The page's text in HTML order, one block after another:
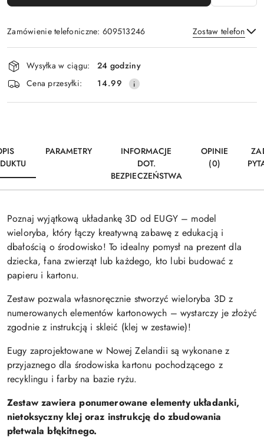
Zamówienie telefoniczne: 609513246 Zostaw telefon
Wyślij
Dostępność
i
dostawa
Wysyłka w ciągu:
24 godziny
Cena przesyłki:
14.99
PARAMETRY
INFORMACJE
DOT.
BEZPIECZEŃSTWA
OPINIE
(0)
Poznaj wyjątkową układankę 3D od EUGY – model
wieloryba, który łączy kreatywną zabawę z edukacją i
dbałością o środowisko! To idealny pomysł na prezent dla
dziecka, fana zwierząt lub każdego, kto lubi budować z
papieru i kartonu.
Zestaw pozwala własnoręcznie stworzyć wieloryba 3D z
numerowanych elementów kartonowych – wystarczy je złożyć
zgodnie z instrukcją i skleić (klej w zestawie)!
Eugy zaprojektowane w Nowej Zelandii są wykonane z
przyjaznego dla środowiska kartonu pochodzącego z
recyklingu i farby na bazie ryżu.
Zestaw zawiera ponumerowane elementy układanki,
nietoksyczny klej oraz instrukcję do zbudowania
płetwala błękitnego.